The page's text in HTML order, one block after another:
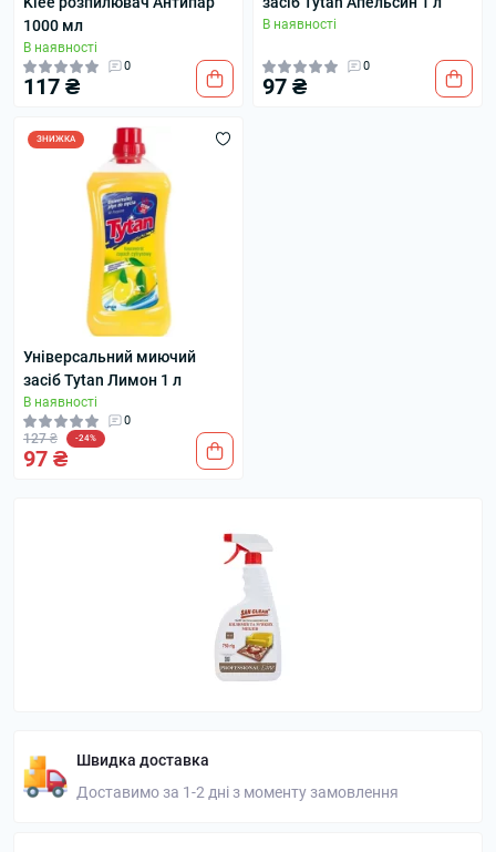
1000 мл
В наявності
0
117 ₴
В наявності
0
97 ₴
ЗНИЖКА
Універсальний миючий
засіб Tytan Лимон 1 л
В наявності
0
127 ₴ -24%
97 ₴
Швидка доставка
Доставимо за 1-2 дні з моменту замовлення